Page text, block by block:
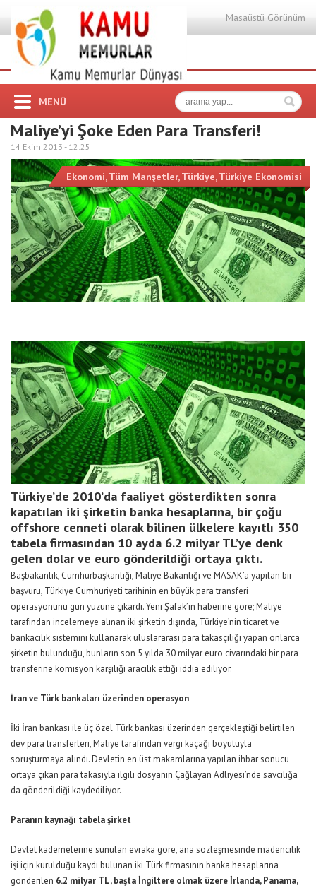
Masaüstü Görünüm
MENÜ
Maliye’yi Şoke Eden Para Transferi!
14 Ekim 2013 - 12:25
Ekonomi,Tüm Manşetler,Türkiye,Türkiye Ekonomisi
Türkiye’de 2010’da faaliyet gösterdikten sonra
kapatılan iki şirketin banka hesaplarına, bir çoğu
offshore cenneti olarak bilinen ülkelere kayıtlı 350
tabela firmasından 10 ayda 6.2 milyar TL’ye denk
gelen dolar ve euro gönderildiği ortaya çıktı.
Başbakanlık, Cumhurbaşkanlığı, Maliye Bakanlığı ve MASAK’a yapılan bir
başvuru, Türkiye Cumhuriyeti tarihinin en büyük para transferi
operasyonunu gün yüzüne çıkardı. Yeni Şafak’ın haberine göre; Maliye
tarafından incelemeye alınan iki şirketin dışında, Türkiye’nin ticaret ve
bankacılık sistemini kullanarak uluslararası para takasçılığı yapan onlarca
şirketin bulunduğu, bunların son 5 yılda 30 milyar euro civarındaki bir para
transferine komisyon karşılığı aracılık ettiği iddia ediliyor.
İran ve Türk bankaları üzerinden operasyon
İki İran bankası ile üç özel Türk bankası üzerinden gerçekleştiği belirtilen
dev para transferleri, Maliye tarafından vergi kaçağı boyutuyla
soruşturmaya alındı. Devletin en üst makamlarına yapılan ihbar sonucu
ortaya çıkan para takasıyla ilgili dosyanın Çağlayan Adliyesi’nde savcılığa
da gönderildiği kaydediliyor.
Paranın kaynağı tabela şirket
Devlet kademelerine sunulan evraka göre, ana sözleşmesinde madencilik
işi için kurulduğu kaydı bulunan iki Türk firmasının banka hesaplarına
gönderilen 6.2 milyar TL, başta İngiltere olmak üzere İrlanda, Panama,